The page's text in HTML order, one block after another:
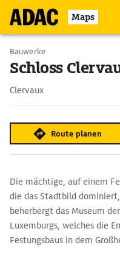
Maps
Bauwerke
Schloss
Clervaux
Route planen
Die mächtige, auf einem
die das Stadtbild
beherbergt das Museum
Luxemburgs, welches die
Festungsbaus in dem